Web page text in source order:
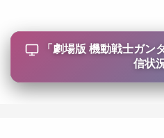
「 劇場版 機動戦士ガン
信状